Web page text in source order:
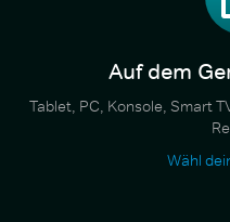
Auf dem
Tablet, PC, Konsole, Smart
Wähl